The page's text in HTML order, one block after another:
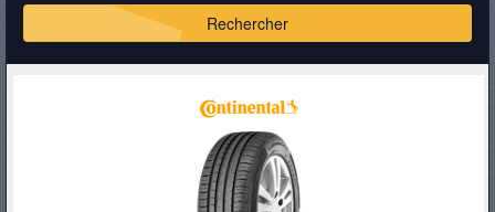
Rechercher